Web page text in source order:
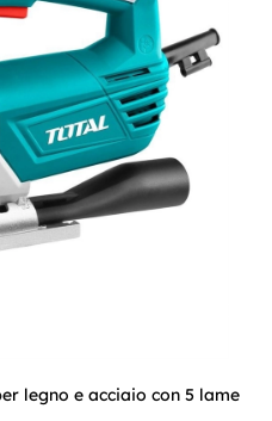
legno e acciaio con 5 lame